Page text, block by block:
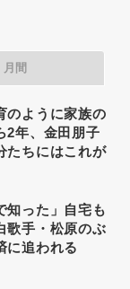
月間
のように家族の
2年、金田朋子
たちにはこれが
知った」自宅も
歌手・松原のぶ
に追われる